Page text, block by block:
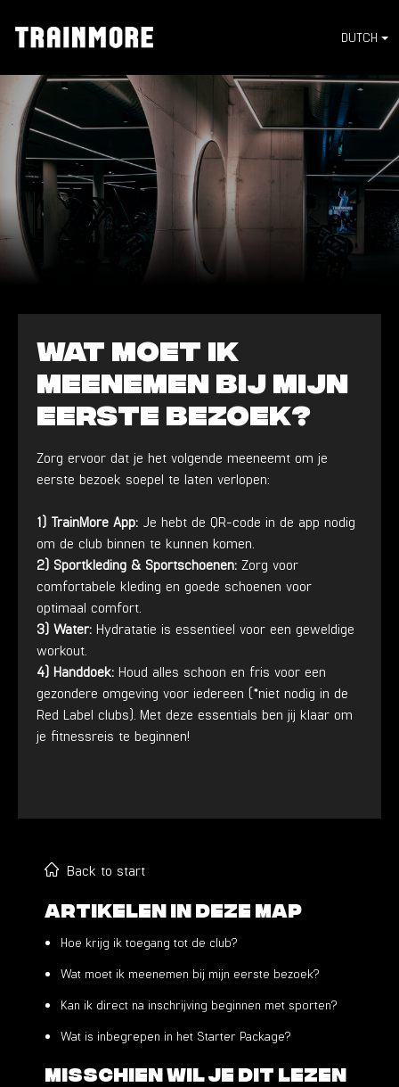
DUTCH
Back to start
Artikelen in deze map
Hoe krijg ik toegang tot de club?
Wat moet ik meenemen bij mijn eerste bezoek?
Kan ik direct na inschrijving beginnen met sporten?
Wat is inbegrepen in het Starter Package?
Misschien wil je dit lezen
Wat moet ik
meenemen bij mijn
eerste bezoek?
Zorg ervoor dat je het volgende meeneemt om je
eerste bezoek soepel te laten verlopen:
1) TrainMore App: Je hebt de QR-code in de app nodig
om de club binnen te kunnen komen.
2) Sportkleding & Sportschoenen: Zorg voor
comfortabele kleding en goede schoenen voor
optimaal comfort.
3) Water: Hydratatie is essentieel voor een geweldige
workout.
4) Handdoek: Houd alles schoon en fris voor een
gezondere omgeving voor iedereen (*niet nodig in de
Red Label clubs). Met deze essentials ben jij klaar om
je fitnessreis te beginnen!